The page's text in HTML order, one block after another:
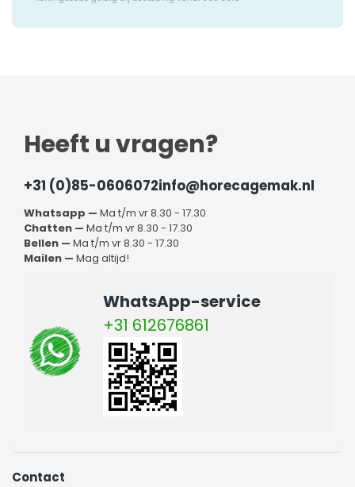
Heeft u vragen?
+31 (0)85-0606072info@horecagemak.nl
Whatsapp — Ma t/m vr 8.30 - 17.30
Chatten — Ma t/m vr 8.30 - 17.30
Bellen — Ma t/m vr 8.30 - 17.30
Mailen — Mag altijd!
WhatsApp-service
+31 612676861
Contact